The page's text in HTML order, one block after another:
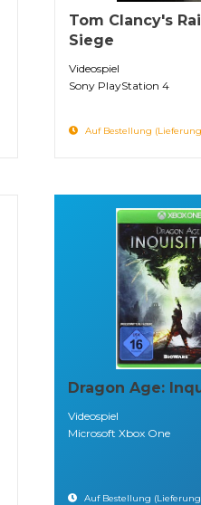
Tom Clancy's
Siege
Videospiel
Sony PlayStation 4
Auf Bestellung
Dragon Age:
Videospiel
Microsoft Xbox One
Auf Bestellung